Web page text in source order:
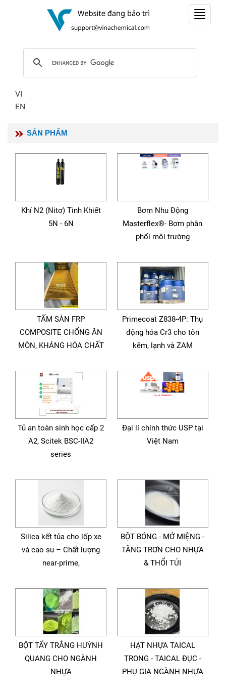
Toggle
VI
EN
SẢN PHẨM
Khí N2 (Nitơ) Tinh Khiết
5N - 6N
Bơm Nhu Động
Masterflex®- Bơm phân
phối môi trường
TẤM SÀN FRP
COMPOSITE CHỐNG ĂN
MÒN, KHÁNG HÓA CHẤT
Primecoat Z838-4P: Thụ
động hóa Cr3 cho tôn
kẽm, lạnh và ZAM
Tủ an toàn sinh học cấp 2
A2, Scitek BSC-IIA2
series
Đại lí chính thức USP tại
Việt Nam
Silica kết tủa cho lốp xe
và cao su – Chất lượng
near-prime,
BỘT BÓNG - MỞ MIỆNG -
TĂNG TRƠN CHO NHỰA
& THỔI TÚI
BỘT TẨY TRẮNG HUỲNH
QUANG CHO NGÀNH
NHỰA
HẠT NHỰA TAICAL
TRONG - TAICAL ĐỤC -
PHỤ GIA NGÀNH NHỰA